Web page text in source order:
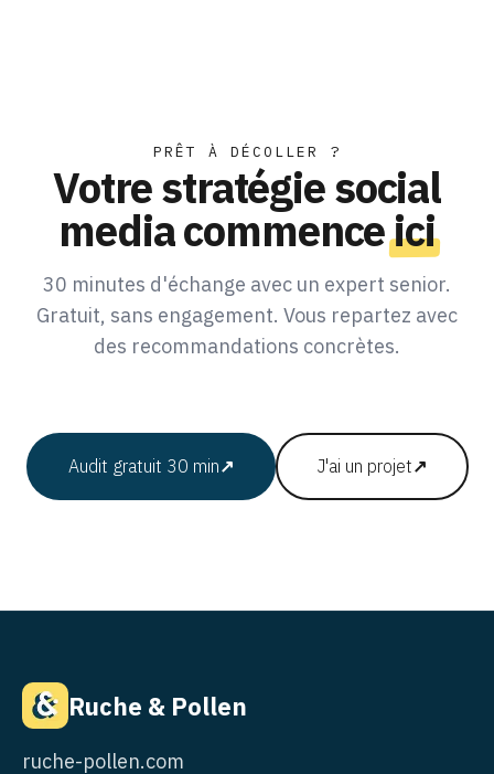
PRÊT À DÉCOLLER ?
Votre stratégie social
media commenceici
30 minutes d'échange avec un expert senior.
Gratuit, sans engagement. Vous repartez avec
des recommandations concrètes.
Audit gratuit 30 min↗ J'ai un projet↗
Ruche & Pollen
ruche-pollen.com